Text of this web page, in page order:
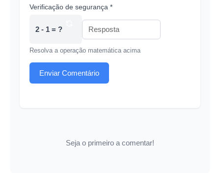
Verificação de segurança *
2 - 1 = ?
Resolva a operação matemática acima
Enviar Comentário
Seja o primeiro a comentar!